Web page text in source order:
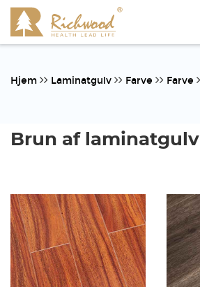
Hjem Laminatgulv Farve Farve
Brun af laminatgulv